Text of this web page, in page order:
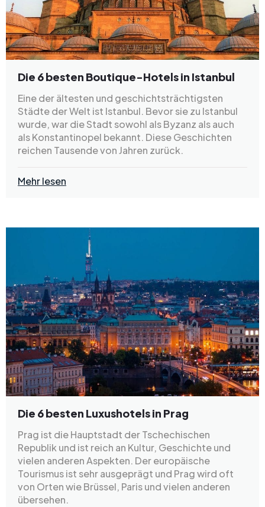
Die 6 besten Boutique-Hotels in Istanbul
Eine der ältesten und geschichtsträchtigsten
Städte der Welt ist Istanbul. Bevor sie zu Istanbul
wurde, war die Stadt sowohl als Byzanz als auch
als Konstantinopel bekannt. Diese Geschichten
reichen Tausende von Jahren zurück.
Mehr lesen
Die 6 besten Luxushotels in Prag
Prag ist die Hauptstadt der Tschechischen
Republik und ist reich an Kultur, Geschichte und
vielen anderen Aspekten. Der europäische
Tourismus ist sehr ausgeprägt und Prag wird oft
von Orten wie Brüssel, Paris und vielen anderen
übersehen.